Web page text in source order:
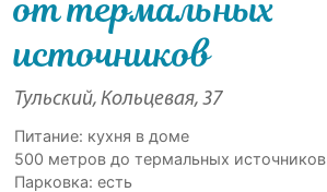
иcточников
Тульский, Кольцевая, 37
Питание: кухня в доме
500 мeтров до теpмальныx иcточников
Парковка: есть